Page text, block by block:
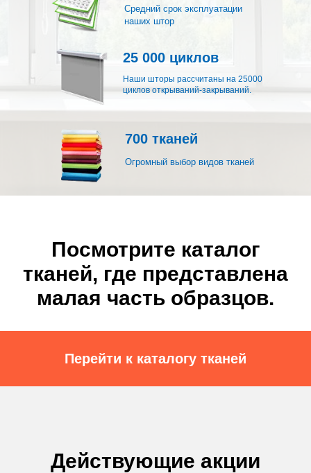
Средний срок эксплуатации
наших штор
25 000 циклов
Наши шторы рассчитаны на 25000
циклов открываний-закрываний.
Огромный выбор видов тканей
700 тканей
Посмотрите каталог
тканей, где представлена
малая часть образцов.
Перейти к каталогу тканей
Действующие акции